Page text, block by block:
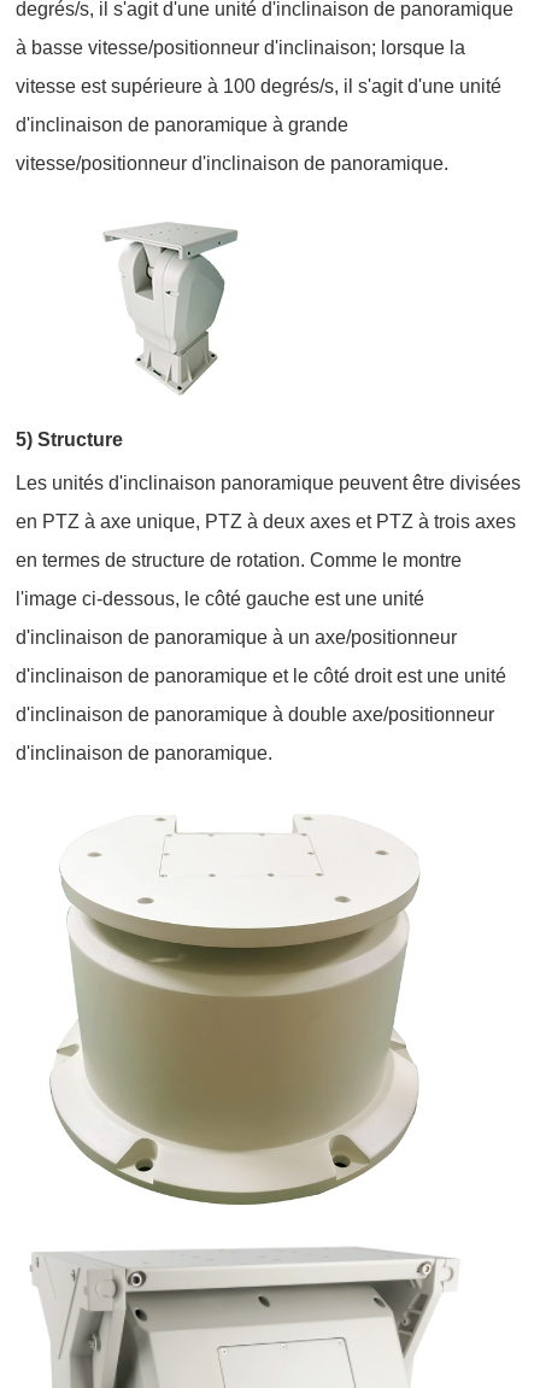
degrés/s, il s'agit d'une unité d'inclinaison de panoramique
à basse vitesse/positionneur d'inclinaison; lorsque la
vitesse est supérieure à 100 degrés/s, il s'agit d'une unité
d'inclinaison de panoramique à grande
vitesse/positionneur d'inclinaison de panoramique.
5) Structure
Les unités d'inclinaison panoramique peuvent être divisées
en PTZ à axe unique, PTZ à deux axes et PTZ à trois axes
en termes de structure de rotation. Comme le montre
l'image ci-dessous, le côté gauche est une unité
d'inclinaison de panoramique à un axe/positionneur
d'inclinaison de panoramique et le côté droit est une unité
d'inclinaison de panoramique à double axe/positionneur
d'inclinaison de panoramique.